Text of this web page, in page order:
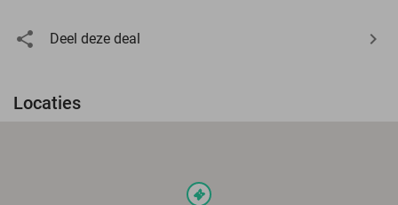
Deel deze deal
Locaties
events